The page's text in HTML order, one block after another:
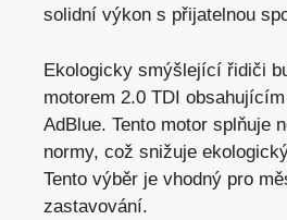
solidní výkon s přijatelnou
Ekologicky smýšlející řidiči
motorem 2.0 TDI
AdBlue. Tento motor splňuje
normy, což snižuje
Tento výběr je vhodný pro
zastavování.